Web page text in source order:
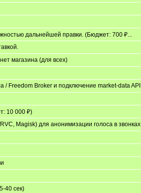
дальнейшей правки. (Бюджет: 700 ₽...
магазина (для всех)
Freedom Broker и подключение market-data API
10 000 ₽)
Magisk) для анонимизации голоса в звонках
40 сек)